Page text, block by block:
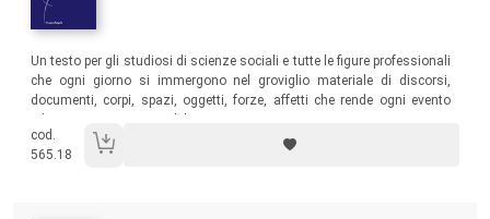
Un testo per gli studiosi di scienze sociali e tutte le figure professionali
che ogni giorno si immergono nel groviglio materiale di discorsi,
documenti, corpi, spazi, oggetti, forze, affetti che rende ogni evento
cod.
565.18